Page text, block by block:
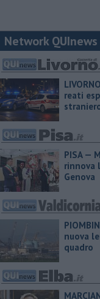
Network QUInews
reati
PISA —
rinnova
Genova
nuova
quadro